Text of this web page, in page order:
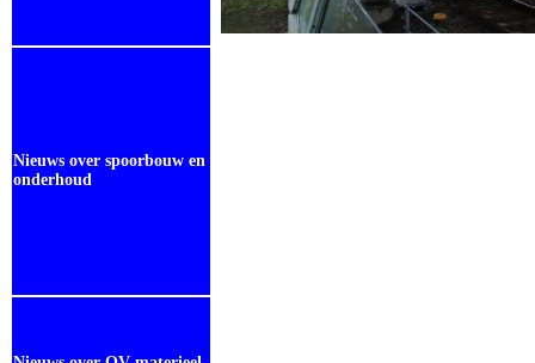
Nieuws over spoorbouw en
onderhoud